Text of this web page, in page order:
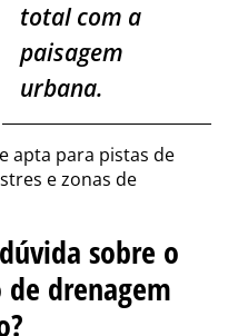
total com a
paisagem
urbana.
apta para pistas de
e zonas de
sobre o
drenagem